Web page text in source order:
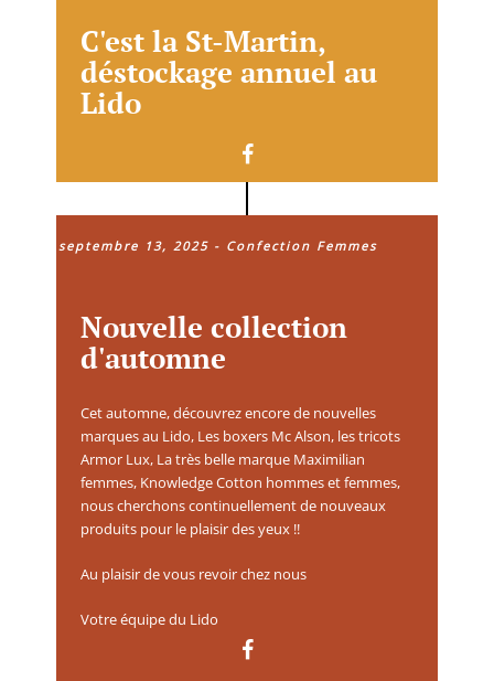
C'est la St-Martin,
déstockage annuel au
Lido
septembre 13, 2025- Confection Femmes
Nouvelle collection
d'automne
Cet automne, découvrez encore de nouvelles
marques au Lido, Les boxers Mc Alson, les tricots
Armor Lux, La très belle marque Maximilian
femmes, Knowledge Cotton hommes et femmes,
nous cherchons continuellement de nouveaux
produits pour le plaisir des yeux !!
Au plaisir de vous revoir chez nous
Votre équipe du Lido